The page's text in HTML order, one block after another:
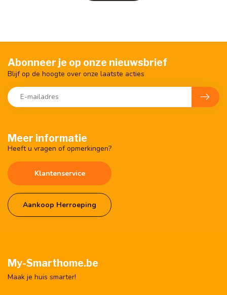
Meer informatie
Heeft u vragen of opmerkingen?
Klantenservice
Aankoop Herroeping
Abonneer je op onze nieuwsbrief
Blijf op de hoogte over onze laatste acties
My-Smarthome.be
Maak je huis smarter!